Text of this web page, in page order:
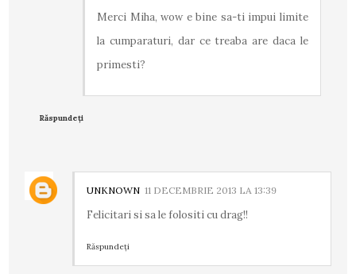
Merci Miha, wow e bine sa-ti impui limite
la cumparaturi, dar ce treaba are daca le
primesti?
Răspundeți
UNKNOWN 11 DECEMBRIE 2013 LA 13:39
Felicitari si sa le folositi cu drag!!
Răspundeți